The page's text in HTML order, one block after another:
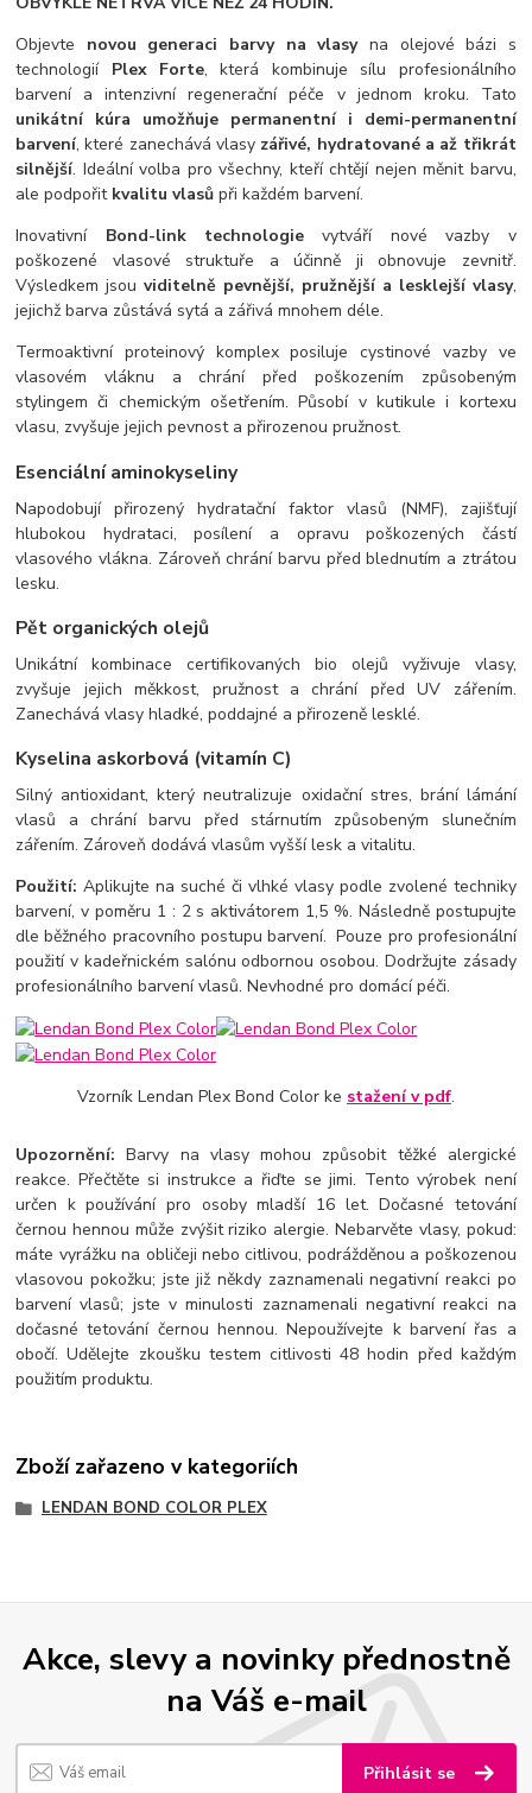
Objevte novou generaci barvy na vlasyna olejové bázi s
technologií Plex Forte, která kombinuje sílu profesionálního
barvení a intenzivní regenerační péče v jednom kroku. Tato
unikátní kúra umožňuje permanentní i demi-permanentní
barvení, které zanechává vlasy zářivé, hydratované a až třikrát
silnější. Ideální volba pro všechny, kteří chtějí nejen měnit barvu,
ale podpořitkvalitu vlasů při každém barvení.
Inovativní Bond-link technologie vytváří nové vazby v
poškozené vlasové struktuře a účinně ji obnovuje zevnitř.
Výsledkem jsouviditelně pevnější, pružnější a lesklejší vlasy,
jejichž barva zůstává sytá a zářivá mnohem déle.
Termoaktivní proteinový komplex posiluje cystinové vazby ve
vlasovém vláknu a chrání před poškozením způsobeným
stylingem či chemickým ošetřením. Působí v kutikule i kortexu
vlasu, zvyšuje jejich pevnost a přirozenou pružnost.
Esenciální aminokyseliny
Napodobují přirozený hydratační faktor vlasů (NMF), zajišťují
hlubokou hydrataci, posílení a opravu poškozených částí
vlasového vlákna. Zároveň chrání barvu před blednutím a ztrátou
lesku.
Pět organických olejů
Unikátní kombinace certifikovaných bio olejů vyživuje vlasy,
zvyšuje jejich měkkost, pružnost a chrání před UV zářením.
Zanechává vlasy hladké, poddajné a přirozeně lesklé.
Kyselina askorbová (vitamín C)
Silný antioxidant, který neutralizuje oxidační stres, brání lámání
vlasů a chrání barvu před stárnutím způsobeným slunečním
zářením. Zároveň dodává vlasům vyšší lesk a vitalitu.
Použití:Aplikujte na suché či vlhké vlasy podle zvolené techniky
barvení, v poměru 1 : 2 s aktivátorem 1,5 %. Následně postupujte
dle běžného pracovního postupu barvení. Pouze pro profesionální
použití v kadeřnickém salónu odbornou osobou. Dodržujte zásady
profesionálního barvení vlasů. Nevhodné pro domácí péči.
Vzorník Lendan Plex Bond Color ke stažení v pdf.
Upozornění: Barvy na vlasy mohou způsobit těžké alergické
reakce. Přečtěte si instrukce a řiďte se jimi. Tento výrobek není
určen k používání pro osoby mladší 16 let. Dočasné tetování
černou hennou může zvýšit riziko alergie. Nebarvěte vlasy, pokud:
máte vyrážku na obličeji nebo citlivou, podrážděnou a poškozenou
vlasovou pokožku; jste již někdy zaznamenali negativní reakci po
barvení vlasů; jste v minulosti zaznamenali negativní reakci na
dočasné tetování černou hennou. Nepoužívejte k barvení řas a
obočí. Udělejte zkoušku testem citlivosti 48 hodin před každým
použitím produktu.
Zboží zařazeno v kategoriích
LENDAN BOND COLOR PLEX
Akce, slevy a novinky přednostně
na Váš e-mail
Přihlásit se